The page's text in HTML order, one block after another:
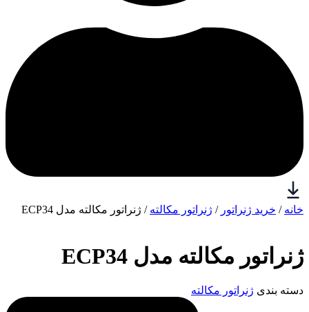
خانه / خرید ژنراتور / ژنراتور مکالته / ژنراتور مکالته مدل ECP34
ژنراتور مکالته مدل ECP34
دسته بندی ژنراتور مکالته